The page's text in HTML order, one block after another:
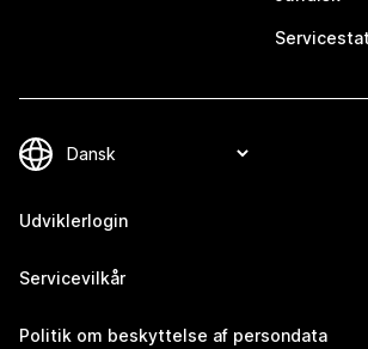
Udviklerlogin
Servicevilkår
Politik om beskyttelse af persondata